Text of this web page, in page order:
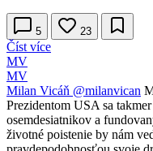
5 23
Číst více
MV
MV
Milan Vicáň @milanvican
Prezidentom USA sa
osemdesiatnikov a
životné poistenie by nám